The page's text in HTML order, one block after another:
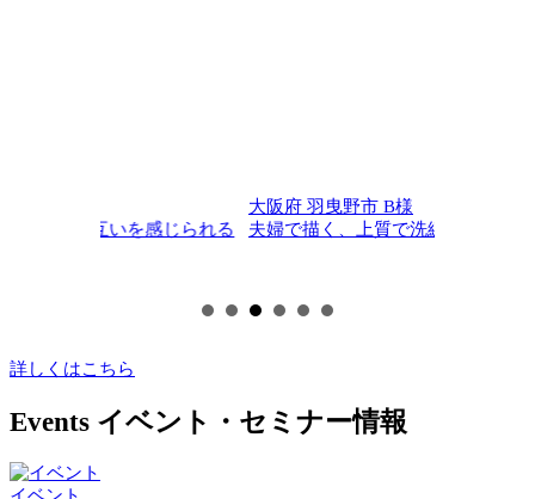
大阪府 羽曳野市 B様
夫婦で描く、上質で洗練された暮らし
詳しくはこちら
Events イベント・セミナー情報